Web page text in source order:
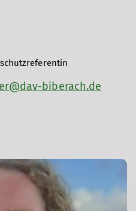
biberach.de